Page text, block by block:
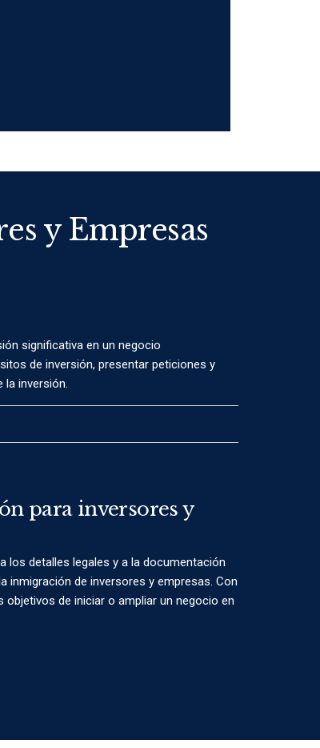
y Empresas
significativa en un negocio
de inversión, presentar peticiones y
la inversión.
para inversores y
los detalles legales y a la documentación
inmigración de inversores y empresas. Con
de iniciar o ampliar un negocio en